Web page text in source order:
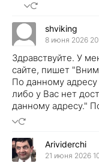
shviking
8 июня 2026
Здравствуйте. У
сайте, пишет
По данному
либо у Вас нет
данному адресу."
Arividerchi
21 июня 2026